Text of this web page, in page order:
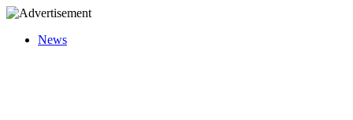
News